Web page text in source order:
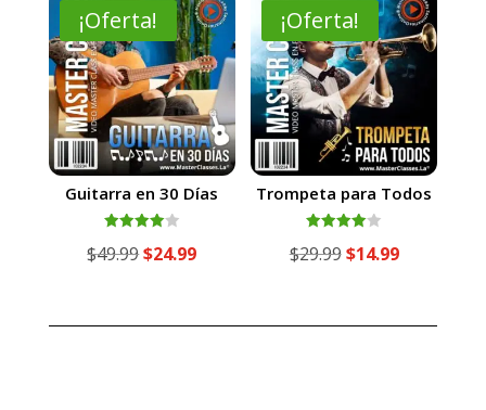
era:
$49.99.
es:
$24.99.
era:
$49.99.
es:
$24.99.
¡Oferta!
Guitarra en 30 Días
con
$49.99El
$24.99El
¡Oferta!
Trompeta para Todos
con
$29.99El
$14.99El